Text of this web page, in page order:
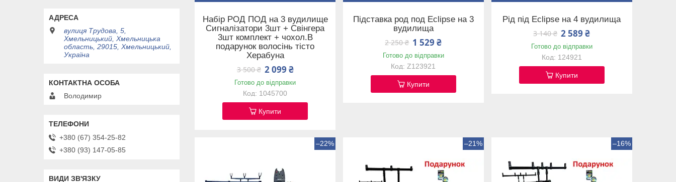
Набір РОД ПОД на 3 вудилище
Сигналізатори 3шт + Свінгера
3шт комплект + чохол.В
подарунок волосінь тісто
Херабуна
3 500 ₴ 2 099 ₴
Готово до відправки
1045700
Купити
Підставка род под Eclipse на 3
вудилища
2 250 ₴ 1 529 ₴
Готово до відправки
Z123921
Купити
Рід під Eclipse на 4 вудилища
3 140 ₴ 2 589 ₴
Готово до відправки
124921
Купити
–22% –21% –16%
вулиця Трудова, 5,
Хмельницький, Хмельницька
область, 29015, Хмельницький,
Україна
Володимир
+380 (67) 354-25-82
+380 (93) 147-05-85